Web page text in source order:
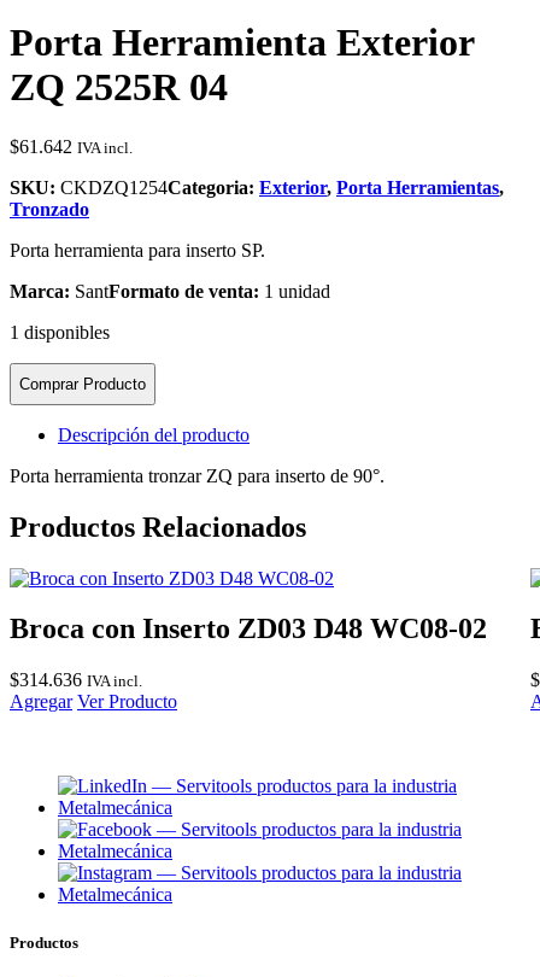
Porta Herramienta Exterior
ZQ 2525R 04
$61.642 IVA incl.
SKU: CKDZQ1254Categoria: Exterior, Porta Herramientas,
Tronzado
Porta herramienta para inserto SP.
Marca: SantFormato de venta: 1 unidad
1 disponibles
Comprar Producto
Descripción del producto
Porta herramienta tronzar ZQ para inserto de 90°.
Productos Relacionados
Broca con Inserto ZD03 D48 WC08-02
$314.636 IVA incl.
Agregar Ver Producto
$
Productos